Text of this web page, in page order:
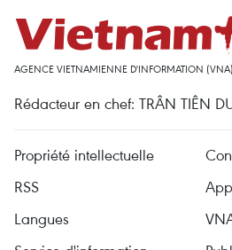
AGENCE VIETNAMIENNE D'INFORMATION (VNA)
Rédacteur en chef: TRÂN TIÊN
Propriété intellectuelle
RSS
Langues